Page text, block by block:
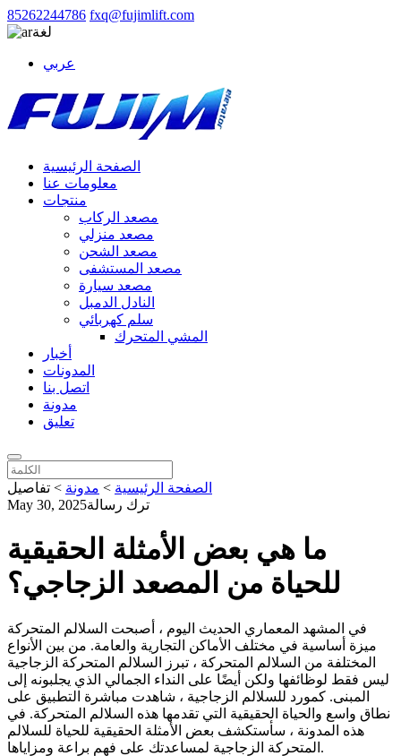
85262244786 fxq@fujimlift.com
لغة
عربي
الصفحة الرئيسية
معلومات عنا
منتجات
مصعد الركاب
مصعد منزلي
مصعد الشحن
مصعد المستشفى
مصعد سيارة
النادل الدمبل
سلم كهربائي
المشي المتحرك
أخبار
المدونات
اتصل بنا
مدونة
تعليق
الصفحة الرئيسية > مدونة > تفاصيل
May 30, 2025ترك رسالة
ما هي بعض الأمثلة الحقيقية
للحياة من المصعد الزجاجي؟
في المشهد المعماري الحديث اليوم ، أصبحت السلالم المتحركة
ميزة أساسية في مختلف الأماكن التجارية والعامة. من بين الأنواع
المختلفة من السلالم المتحركة ، تبرز السلالم المتحركة الزجاجية
ليس فقط لوظائفها ولكن أيضًا على النداء الجمالي الذي يجلبونه إلى
المبنى. كمورد للسلالم الزجاجية ، شاهدت مباشرة التطبيق على
نطاق واسع والحياة الحقيقية التي تقدمها هذه السلالم المتحركة. في
هذه المدونة ، سأستكشف بعض الأمثلة الحقيقية للحياة للسلالم
المتحركة الزجاجية لمساعدتك على فهم براعة ومزاياها.